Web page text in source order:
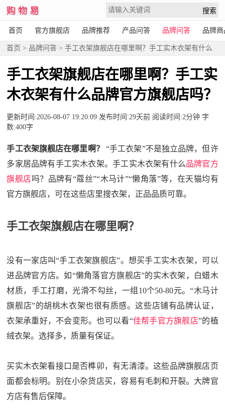
首页 官方旗舰店 品牌推荐 产品问答 品牌问答 品牌商
首页 > 品牌问答 > 手工衣架旗舰店在哪里啊？手工实木衣架有什么
手工衣架旗舰店在哪里啊？手工实
木衣架有什么品牌官方旗舰店吗？
更新时间:2026-08-07 19:20:09 发布时间:29天前 阅读时间:2分钟 字
数:400字
手工衣架旗舰店在哪里啊？
“手工衣架”不是独立品牌，但许
多家居品牌有手工实木衣架。手工实木衣架有什么品牌官方
旗舰店吗？品牌有“蔻丝”“木马计”“懒角落”等，在天猫均有
官方旗舰店，可在这些店里搜衣架，正品品质可靠。
手工衣架旗舰店在哪里啊？
没有一家店叫“手工衣架旗舰店”。想买手工实木衣架，可以
进品牌官方店。如“懒角落官方旗舰店”的实木衣架，白蜡木
材质，手工打磨，光滑不勾丝，一组10个50-80元。“木马计
旗舰店”的胡桃木衣架也很有质感。这些店铺有品牌认证，
衣架承重好，不会变形。也可以看“佳帮手官方旗舰店”的植
绒衣架。选择多，质量有保证。
买实木衣架看接口是否榫卯，有无清漆。这些品牌旗舰店页
面都会标明。别在小杂货店买，容易有毛刺和开裂。大牌官
方店有售后保障。